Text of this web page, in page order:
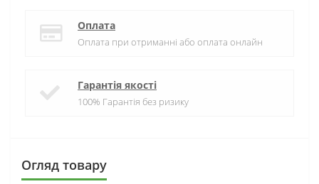
Оплата
Оплата при отриманні або оплата онлайн
Гарантія якості
100% Гарантія без ризику
Огляд товару